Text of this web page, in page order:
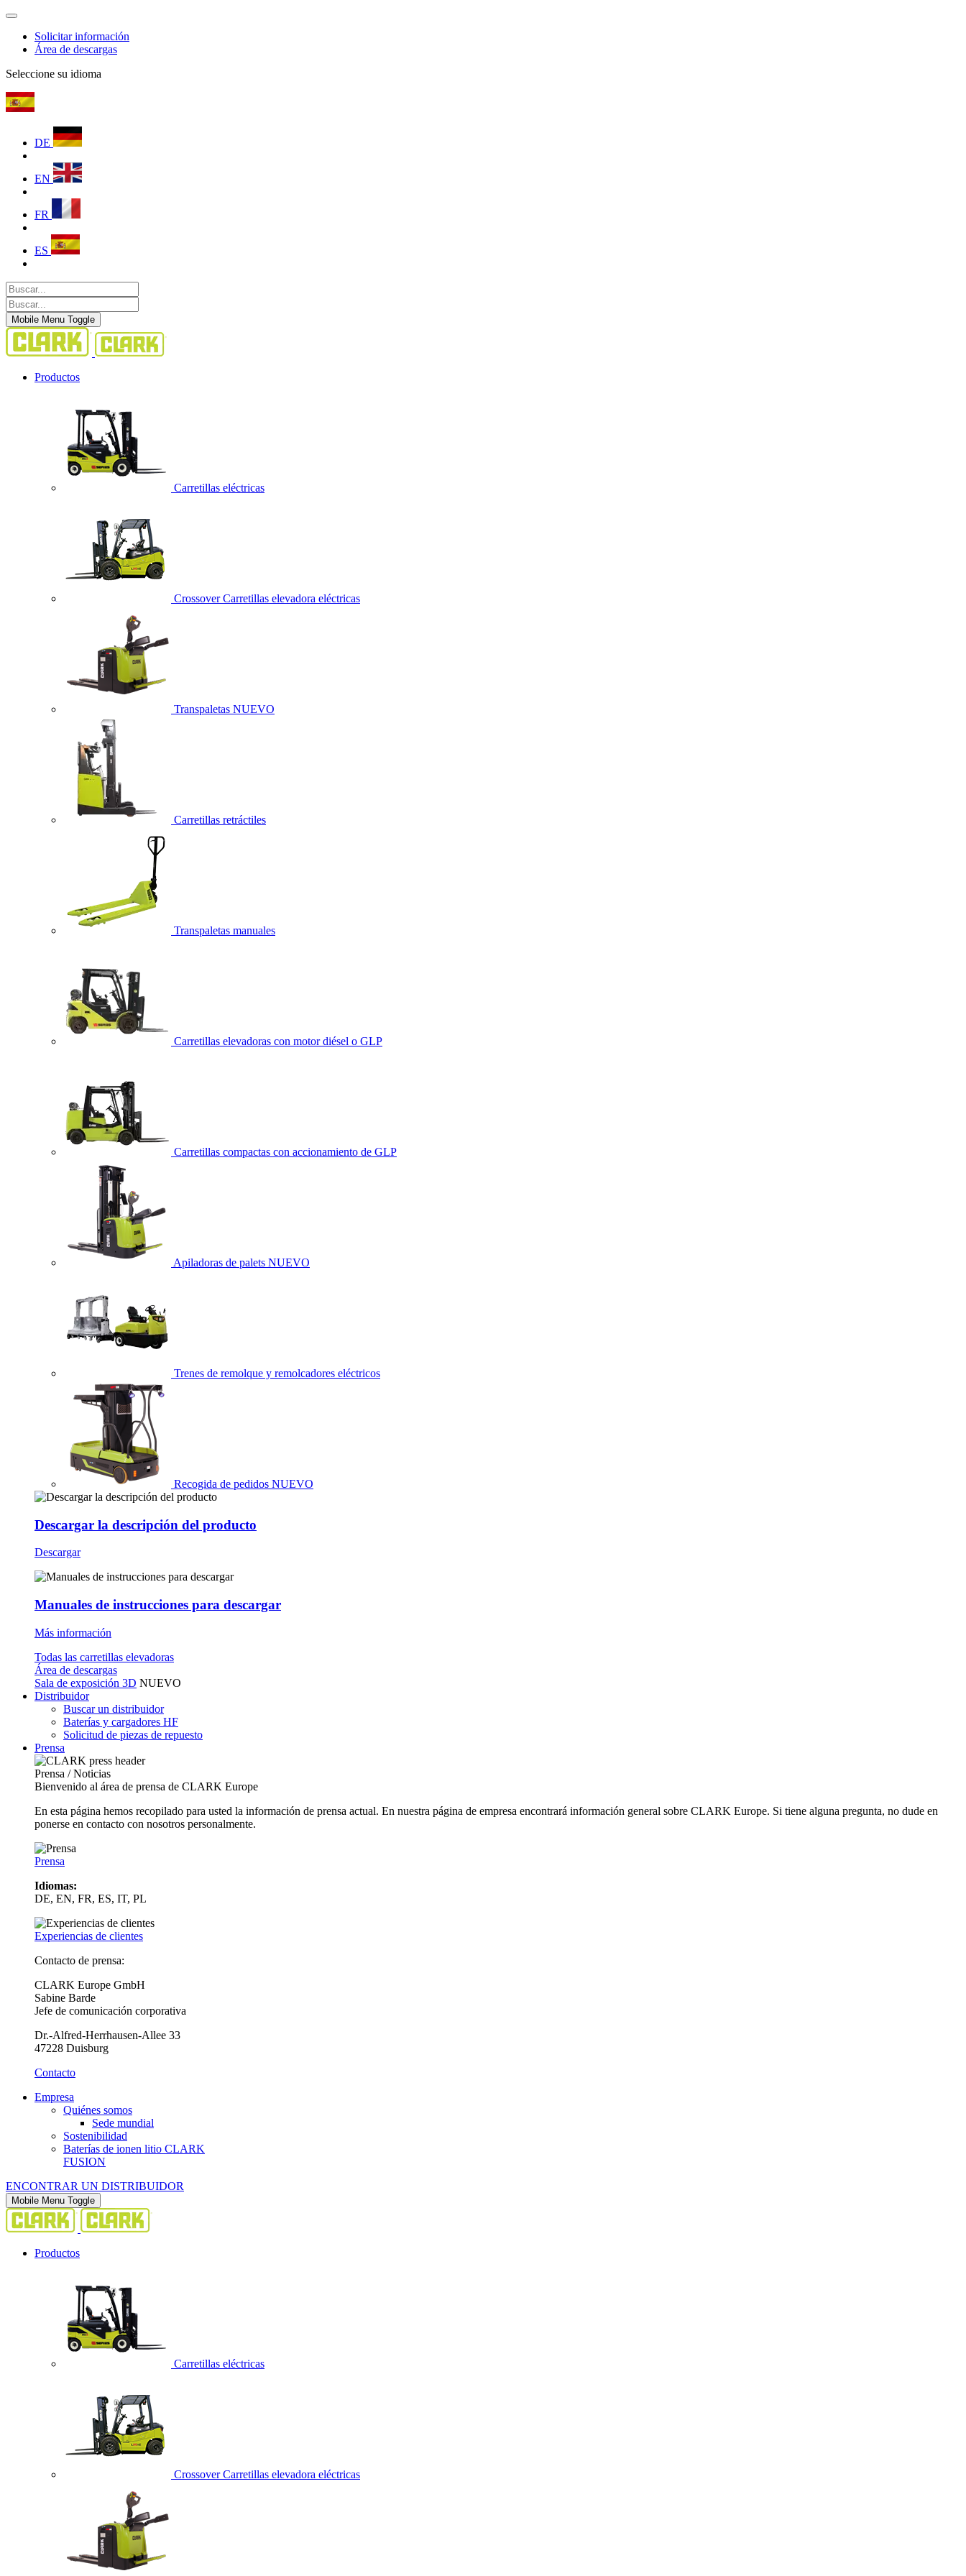
Solicitar información
Área de descargas
Seleccione su idioma
DE
EN
FR
ES
Mobile Menu Toggle
Productos
Carretillas eléctricas
Crossover Carretillas elevadora eléctricas
Transpaletas NUEVO
Carretillas retráctiles
Transpaletas manuales
Carretillas elevadoras con motor diésel o GLP
Carretillas compactas con accionamiento de GLP
Apiladoras de palets NUEVO
Trenes de remolque y remolcadores eléctricos
Recogida de pedidos NUEVO
Descargar la descripción del producto
Descargar
Manuales de instrucciones para descargar
Más información
Todas las carretillas elevadoras
Área de descargas
Sala de exposición 3D NUEVO
Distribuidor
Buscar un distribuidor
Baterías y cargadores HF
Solicitud de piezas de repuesto
Prensa
Prensa / Noticias
Bienvenido al área de prensa de CLARK Europe
En esta página hemos recopilado para usted la información de prensa actual. En nuestra página de empresa encontrará información general sobre CLARK Europe. Si tiene alguna pregunta, no dude en
ponerse en contacto con nosotros personalmente.
Prensa
Idiomas:
DE, EN, FR, ES, IT, PL
Experiencias de clientes
Contacto de prensa:
CLARK Europe GmbH
Sabine Barde
Jefe de comunicación corporativa
Dr.-Alfred-Herrhausen-Allee 33
47228 Duisburg
Contacto
Empresa
Quiénes somos
Sede mundial
Sostenibilidad
Baterías de ionen litio CLARK
FUSION
ENCONTRAR UN DISTRIBUIDOR
Mobile Menu Toggle
Productos
Carretillas eléctricas
Crossover Carretillas elevadora eléctricas